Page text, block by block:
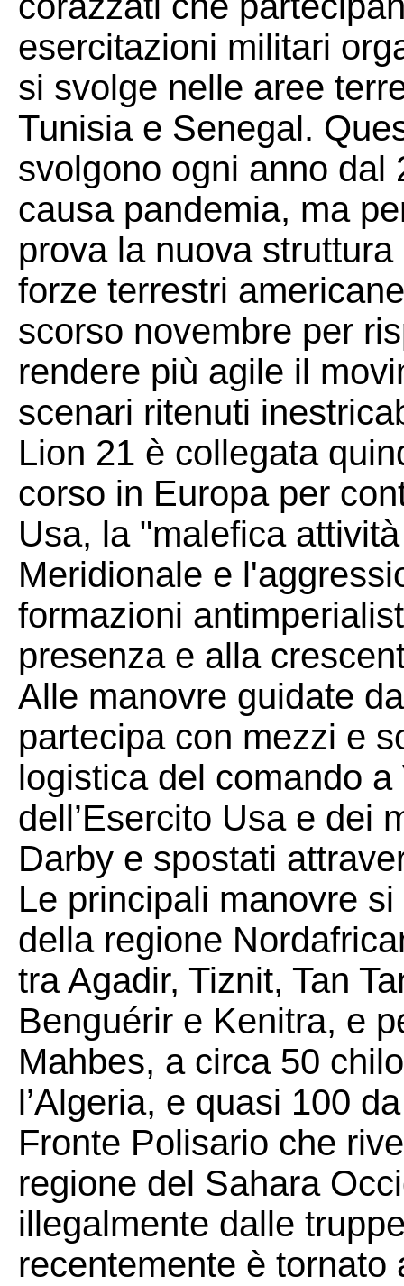
esercitazioni militari
si svolge nelle aree
Tunisia e Senegal.
svolgono ogni anno dal
causa pandemia, ma
prova la nuova
forze terrestri
scorso novembre per
rendere più agile il
scenari ritenuti
Lion 21 è collegata
corso in Europa per
Usa, la "malefica
Meridionale e
formazioni
presenza e alla
Alle manovre guidate
partecipa con mezzi e
logistica del comando
dell’Esercito Usa e dei
Darby e spostati
Le principali manovre
della regione
tra Agadir, Tiznit, Tan
Benguérir e Kenitra, e
Mahbes, a circa 50
l’Algeria, e quasi 100
Fronte Polisario che
regione del Sahara
illegalmente dalle
recentemente è